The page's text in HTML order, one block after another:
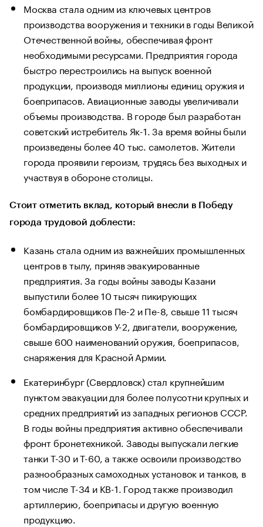
Москва стала одним из ключевых центров
производства вооружения и техники в годы Великой
Отечественной войны, обеспечивая фронт
необходимыми ресурсами. Предприятия города
быстро перестроились на выпуск военной
продукции, производя миллионы единиц оружия и
боеприпасов. Авиационные заводы увеличивали
объемы производства. В городе был разработан
советский истребитель Як-1. За время войны были
произведены более 40 тыс. самолетов. Жители
города проявили героизм, трудясь без выходных и
участвуя в обороне столицы.
Стоит отметить вклад, который внесли в Победу
города трудовой доблести:
Казань стала одним из важнейших промышленных
центров в тылу, приняв эвакуированные
предприятия. За годы войны заводы Казани
выпустили более 10 тысяч пикирующих
бомбардировщиков Пе-2 и Пе-8, свыше 11 тысяч
бомбардировщиков У-2, двигатели, вооружение,
свыше 600 наименований оружия, боеприпасов,
снаряжения для Красной Армии.
Екатеринбург (Свердловск) стал крупнейшим
пунктом эвакуации для более полусотни крупных и
средних предприятий из западных регионов СССР.
В годы войны предприятия активно обеспечивали
фронт бронетехникой. Заводы выпускали легкие
танки Т-30 и Т-60, а также освоили производство
разнообразных самоходных установок и танков, в
том числе Т-34 и КВ-1. Город также производил
артиллерию, боеприпасы и другую военную
продукцию.